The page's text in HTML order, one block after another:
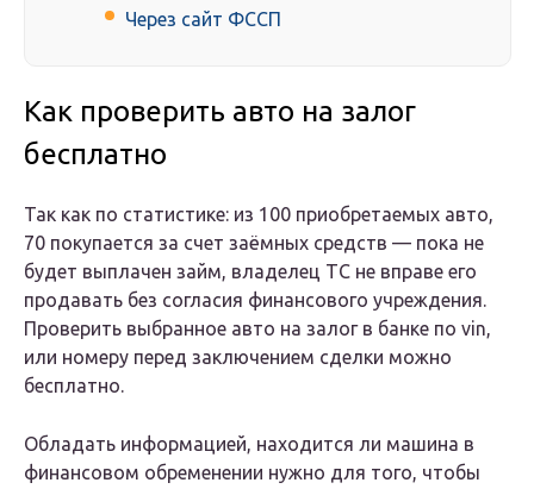
Через сайт ФССП
Как проверить авто на залог
бесплатно
Так как по статистике: из 100 приобретаемых авто,
70 покупается за счет заёмных средств — пока не
будет выплачен займ, владелец ТС не вправе его
продавать без согласия финансового учреждения.
Проверить выбранное авто на залог в банке по vin,
или номеру перед заключением сделки можно
бесплатно.
Обладать информацией, находится ли машина в
финансовом обременении нужно для того, чтобы